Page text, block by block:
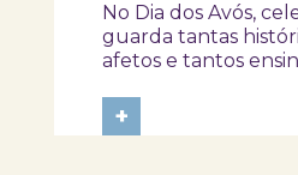
No Dia dos Avós,
guarda tantas
afetos e tantos
acontece ao
prolongar a
+